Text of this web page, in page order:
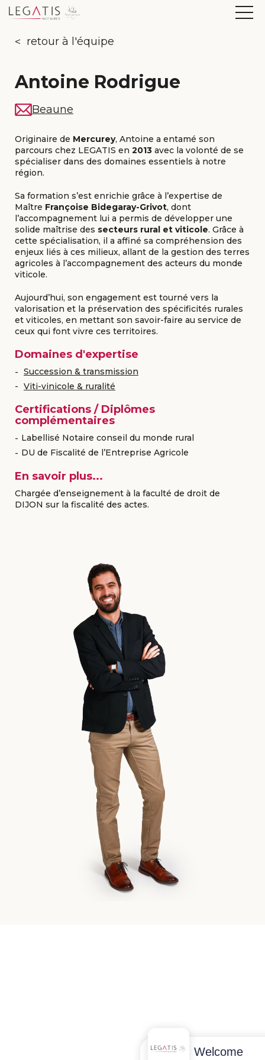
retour à l'équipe
Antoine Rodrigue
Beaune
Originaire de Mercurey, Antoine a entamé son
parcours chez LEGATIS en 2013 avec la volonté de se
spécialiser dans des domaines essentiels à notre
région.
Sa formation s’est enrichie grâce à l’expertise de
Maître Françoise Bidegaray-Grivot, dont
l’accompagnement lui a permis de développer une
solide maîtrise des secteurs rural et viticole. Grâce à
cette spécialisation, il a affiné sa compréhension des
enjeux liés à ces milieux, allant de la gestion des terres
agricoles à l’accompagnement des acteurs du monde
viticole.
Aujourd’hui, son engagement est tourné vers la
valorisation et la préservation des spécificités rurales
et viticoles, en mettant son savoir-faire au service de
ceux qui font vivre ces territoires.
Domaines d'expertise
Succession & transmission
Viti-vinicole & ruralité
Certifications / Diplômes
complémentaires
Labellisé Notaire conseil du monde rural
DU de Fiscalité de l’Entreprise Agricole
En savoir plus...
Chargée d’enseignement à la faculté de droit de
DIJON sur la fiscalité des actes.
Welcome